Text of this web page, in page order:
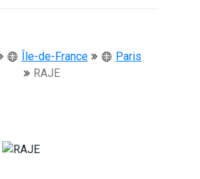
Île-de-France
Paris
RAJE